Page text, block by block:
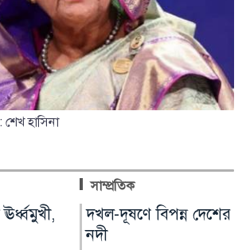
হাসিনা
সাম্প্রতিক
দখল-দূষণে বিপন্ন দেশের
নদী